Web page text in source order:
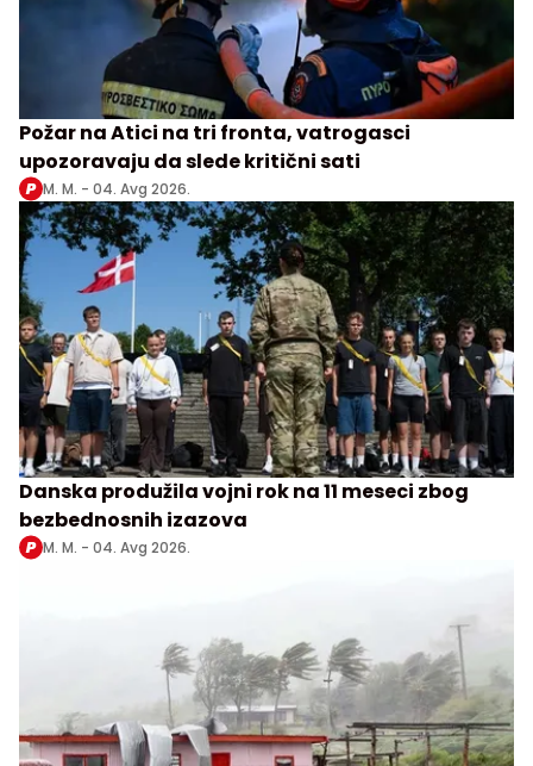
Požar na Atici na tri fronta, vatrogasci
upozoravaju da slede kritični sati
M. M. - 04. Avg 2026.
Danska produžila vojni rok na 11 meseci zbog
bezbednosnih izazova
M. M. - 04. Avg 2026.